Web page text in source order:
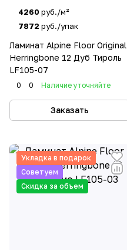
4260 руб./м²
7872 руб./упак
Ламинат Alpine Floor Original
Herringbone 12 Дуб Тироль
LF105-07
0 0 Наличие уточняйте
Заказать
Укладка в подарок
Советуем
Скидка за объем